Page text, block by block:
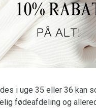
i uge 35 eller 36 kan
fødeafdeling og